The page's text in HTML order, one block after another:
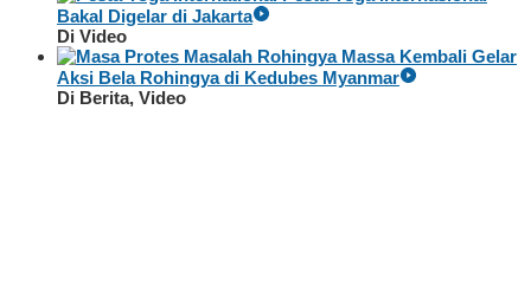
Bakal Digelar di Jakarta
Di Video
Massa Kembali Gelar
Aksi Bela Rohingya di Kedubes Myanmar
Di Berita, Video